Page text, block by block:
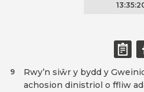
Rwy’n siŵr y bydd y
achosion dinistriol o ffliw
9